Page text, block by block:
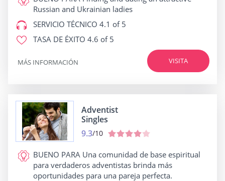
Russian and Ukrainian ladies
SERVICIO TÉCNICO 4.1 of 5
TASA DE ÉXITO 4.6 of 5
VISITA
MÁS INFORMACIÓN
Adventist
Singles
9.3/10
BUENO PARA Una comunidad de base espiritual
para verdaderos adventistas brinda más
oportunidades para una pareja perfecta.